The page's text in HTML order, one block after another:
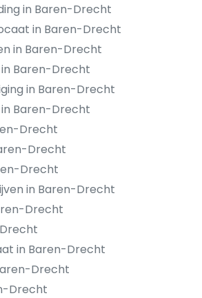
in Baren-Drecht
in Baren-Drecht
in Baren-Drecht
Baren-Drecht
in Baren-Drecht
Baren-Drecht
Drecht
Drecht
Drecht
in Baren-Drecht
Drecht
in Baren-Drecht
Drecht
Drecht